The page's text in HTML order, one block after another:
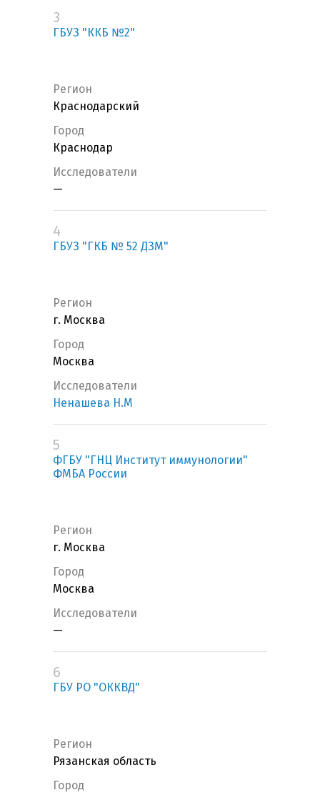
3
ГБУЗ "ККБ №2"
Регион
Краснодарский
Город
Краснодар
Исследователи
—
4
ГБУЗ "ГКБ № 52 ДЗМ"
Регион
г. Москва
Город
Москва
Исследователи
Ненашева Н.М
5
ФГБУ "ГНЦ Институт иммунологии"
ФМБА России
Регион
г. Москва
Город
Москва
Исследователи
—
6
ГБУ РО "ОККВД"
Регион
Рязанская область
Город